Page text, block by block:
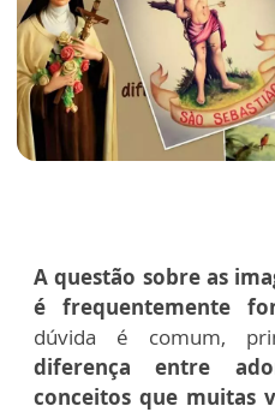
A questão sobre as
é frequentemente
dúvida é comum,
diferença entre
conceitos que muitas